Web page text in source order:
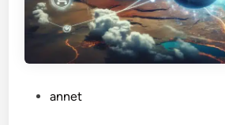
annet